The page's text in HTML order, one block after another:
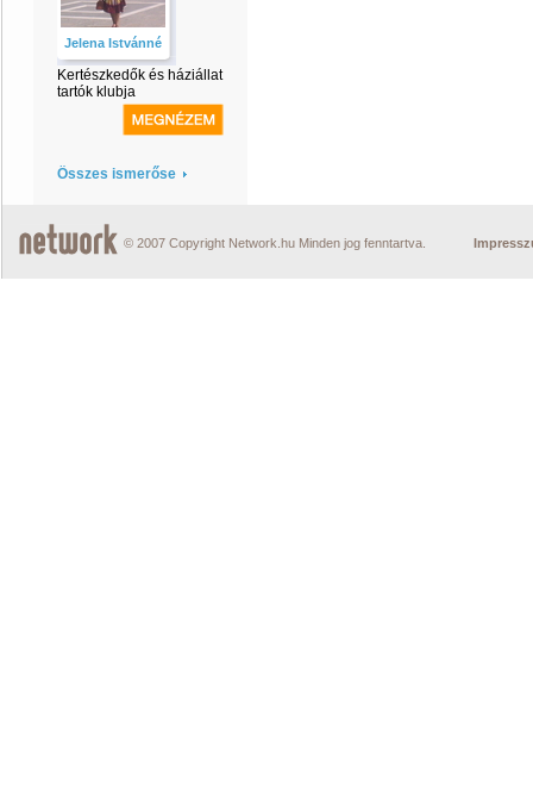
Jelena Istvánné
Kertészkedők és háziállat
tartók klubja
Összes ismerőse
© 2007 Copyright Network.hu Minden jog fenntartva.